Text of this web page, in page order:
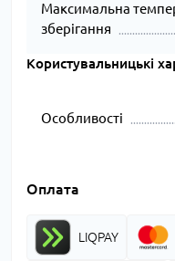
Максимальна
зберігання
Користувальницькі
Особливості
Оплата
LIQPAY